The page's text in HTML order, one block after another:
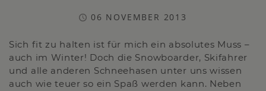
06 NOVEMBER 2013
Sich fit zu halten ist für mich ein absolutes Muss –
auch im Winter! Doch die Snowboarder, Skifahrer
und alle anderen Schneehasen unter uns wissen
auch wie teuer so ein Spaß werden kann. Neben